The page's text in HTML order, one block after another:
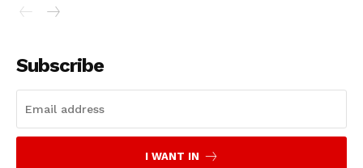
Subscribe
I WANT IN